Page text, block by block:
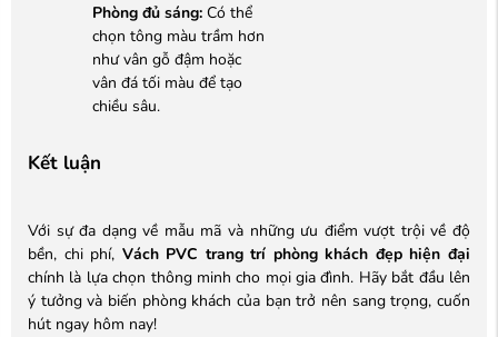
Phòng đủ sáng: Có thể
chọn tông màu trầm hơn
như vân gỗ đậm hoặc
vân đá tối màu để tạo
chiều sâu.
Kết luận
Với sự đa dạng về mẫu mã và những ưu điểm vượt trội về độ
bền, chi phí, Vách PVC trang trí phòng khách đẹp hiện đại
chính là lựa chọn thông minh cho mọi gia đình. Hãy bắt đầu lên
ý tưởng và biến phòng khách của bạn trở nên sang trọng, cuốn
hút ngay hôm nay!